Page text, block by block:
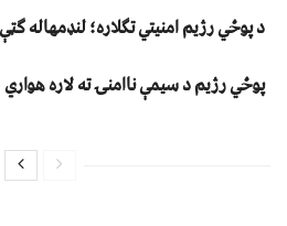
د پوځي رژیم امنیتي تګلاره؛ لنډمهاله
پوځي رژیم د سیمې ناامنۍ ته لاره هواري